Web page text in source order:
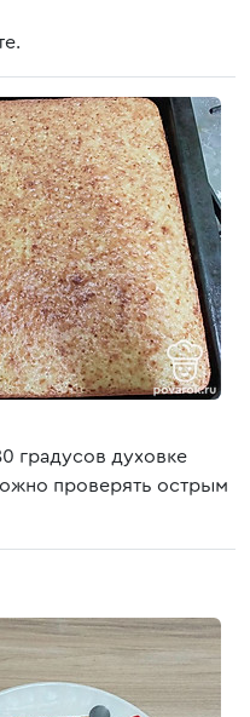
градусов духовке
проверять острым